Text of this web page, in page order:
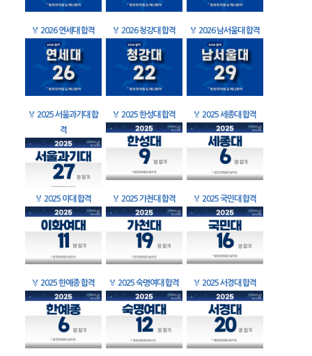
🏅 2026 연세대 합격 🏅 2026 청강대 합격 🏅 2026 남서울대 합격
🏅 2025 서울과기대 합
격
🏅 2025 한성대 합격 🏅 2025 세종대 합격
🏅 2025 이대 합격 🏅 2025 가천대 합격 🏅 2025 국민대 합격
🏅 2025 한예종 합격 🏅 2025 숙명여대 합격 🏅 2025 서경대 합격